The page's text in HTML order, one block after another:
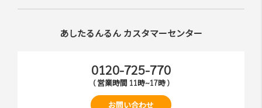
あしたるんるん カスタマーセンター
0120-725-770
( 営業時間 11時~17時 )
お問い合わせ